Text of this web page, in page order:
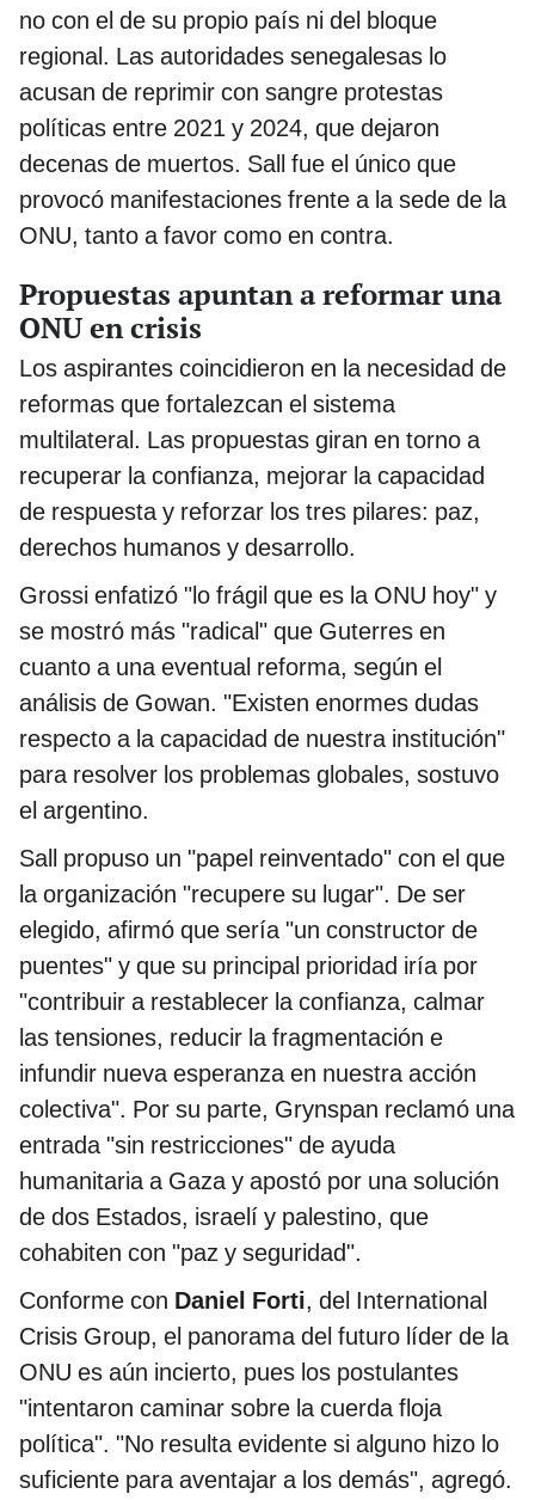
no con el de su propio país ni del bloque
regional. Las autoridades senegalesas lo
acusan de reprimir con sangre protestas
políticas entre 2021 y 2024, que dejaron
decenas de muertos. Sall fue el único que
provocó manifestaciones frente a la sede de la
ONU, tanto a favor como en contra.
Propuestas apuntan a reformar una
ONU en crisis
Los aspirantes coincidieron en la necesidad de
reformas que fortalezcan el sistema
multilateral. Las propuestas giran en torno a
recuperar la confianza, mejorar la capacidad
de respuesta y reforzar los tres pilares: paz,
derechos humanos y desarrollo.
Grossi enfatizó "lo frágil que es la ONU hoy" y
se mostró más "radical" que Guterres en
cuanto a una eventual reforma, según el
análisis de Gowan. "Existen enormes dudas
respecto a la capacidad de nuestra institución"
para resolver los problemas globales, sostuvo
el argentino.
Sall propuso un "papel reinventado" con el que
la organización "recupere su lugar". De ser
elegido, afirmó que sería "un constructor de
puentes" y que su principal prioridad iría por
"contribuir a restablecer la confianza, calmar
las tensiones, reducir la fragmentación e
infundir nueva esperanza en nuestra acción
colectiva". Por su parte, Grynspan reclamó una
entrada "sin restricciones" de ayuda
humanitaria a Gaza y apostó por una solución
de dos Estados, israelí y palestino, que
cohabiten con "paz y seguridad".
Conforme con Daniel Forti, del International
Crisis Group, el panorama del futuro líder de la
ONU es aún incierto, pues los postulantes
"intentaron caminar sobre la cuerda floja
política". "No resulta evidente si alguno hizo lo
suficiente para aventajar a los demás", agregó.